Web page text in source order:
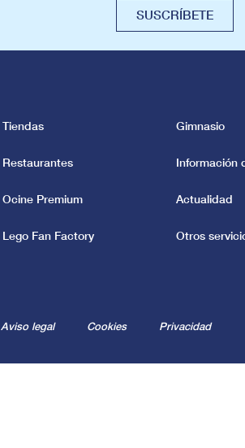
SUSCRÍBETE
Tiendas
Restaurantes
Ocine Premium
Lego Fan Factory
Gimnasio
Información
Actualidad
Otros
Aviso legal Cookies Privacidad